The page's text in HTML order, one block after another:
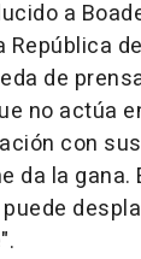
a
de
no actúa
con
da la gana.